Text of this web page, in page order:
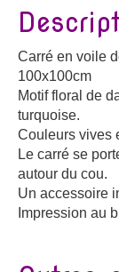
Carré en voile
100x100cm
Motif floral de
turquoise.
Couleurs vives
Le carré se
autour du cou.
Un accessoire
Impression au